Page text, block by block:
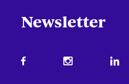
Newsletter